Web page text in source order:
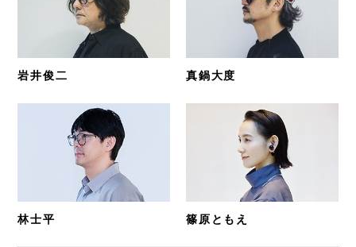
岩井俊二 真鍋大度
林士平 篠原ともえ